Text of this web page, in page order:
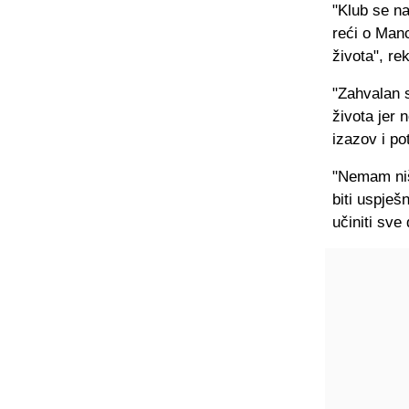
"Klub se
reći o
života",
"Zahvalan
života jer
izazov i
"Nemam
biti
učiniti sve